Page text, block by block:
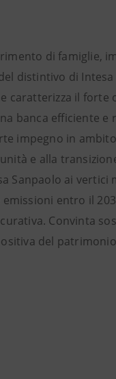
di famiglie,
distintivo di
caratterizza il
banca efficiente e
impegno in
e alla
Sanpaolo ai vertici
entro il
Convinta
del